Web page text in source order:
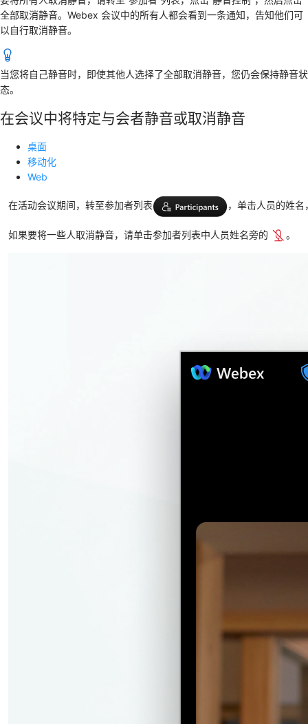
全部取消静音。Webex 会议中的所有人都会看到一条通知，告知他们可
以自行取消静音。
当您将自己静音时，即使其他人选择了全部取消静音，您仍会保持静音状
态。
在会议中将特定与会者静音或取消静音
桌面
移动化
Web
在活动会议期间，转至参加者列表 ，单击人员的姓
如果要将一些人取消静音，请单击参加者列表中人员姓名旁的 。